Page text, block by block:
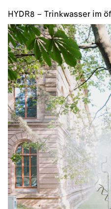
HYDR8 – Trinkwasser im